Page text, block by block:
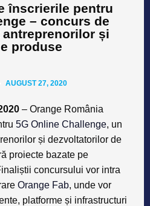
înscrierile pentru
– concurs de
și
produse
AUGUST 27, 2020
– Orange România
5G Online Challenge, un
și dezvoltatorilor de
proiecte bazate pe
concursului vor intra
Orange Fab, unde vor
platforme și infrastructuri